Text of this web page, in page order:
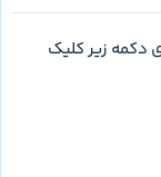
دکمه زیر کلیک